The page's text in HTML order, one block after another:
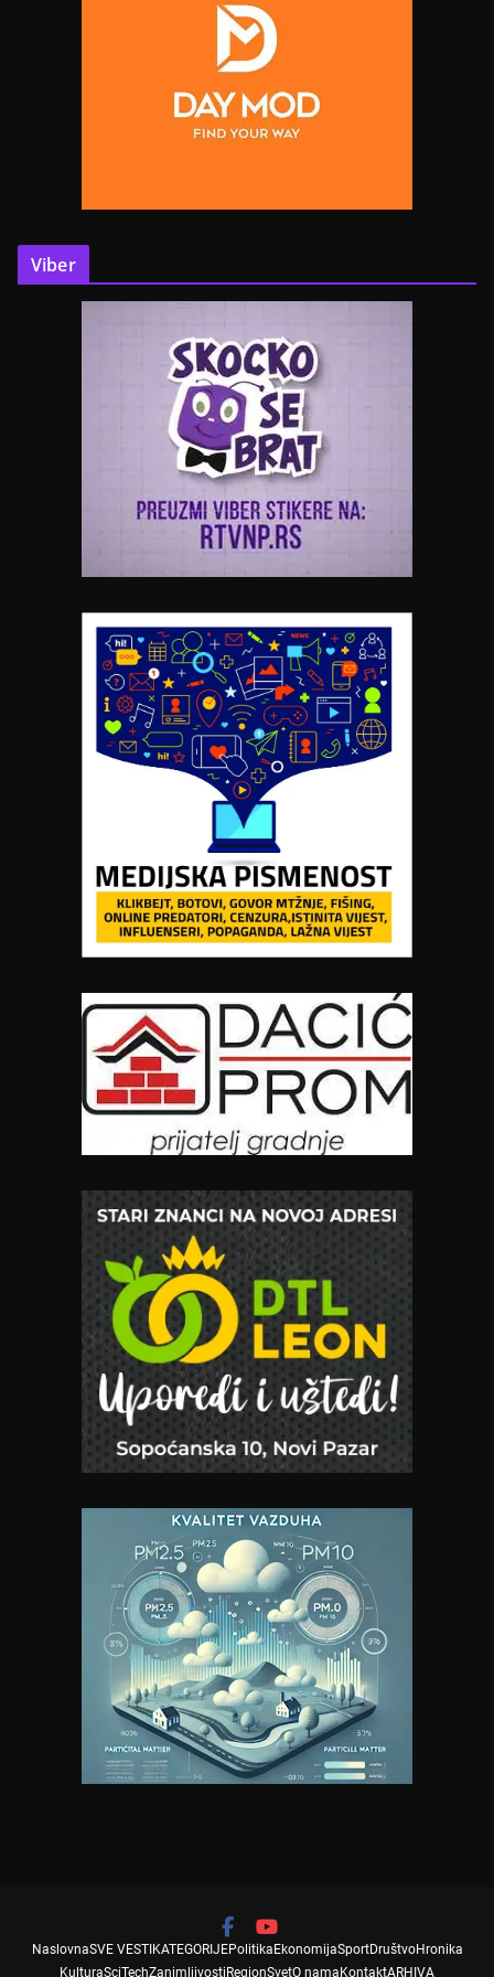
Viber
NaslovnaSVE VESTI KATEGORIJEPolitika EkonomijaSportDruštvoHronika
KulturaSciTechZanimljivosti RegionSvetO nama KontaktARHIVA